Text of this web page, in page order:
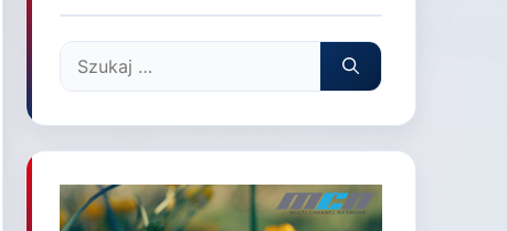
Szukaj: